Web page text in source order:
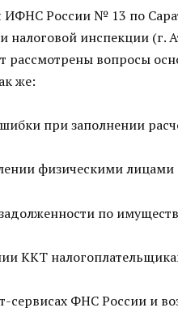
России № 13 по
налоговой инспекции (г.
рассмотрены вопросы
же:
при заполнении
физическими лицами
по
ККТ
сервисах ФНС России и